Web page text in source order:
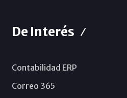
De Interés
Contabilidad ERP
Correo 365